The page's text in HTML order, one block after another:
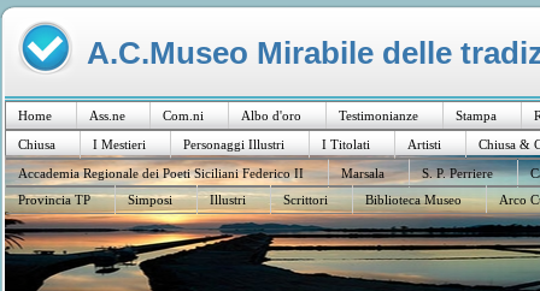
A.C.Museo Mirabile delle
Home Ass.ne Com.ni Albo d'oro Testimonianze Stampa
Chiusa
I Mestieri Personaggi Illustri I Titolati Artisti
Chiusa &
Accademia Regionale dei Poeti Siciliani Federico II
Marsala S. P. Perriere
Provincia TP
Simposi Illustri Scrittori Biblioteca Museo Arco